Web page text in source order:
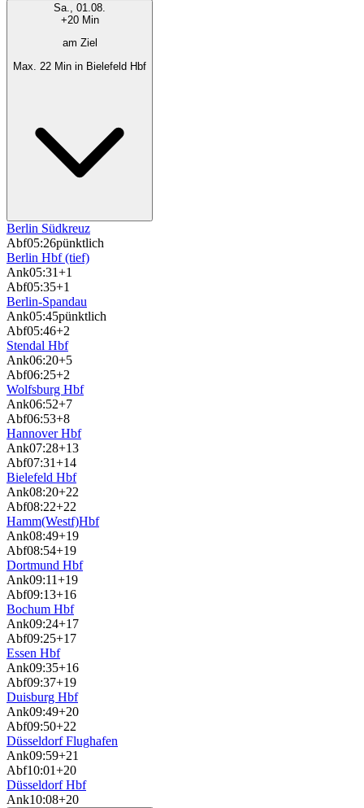
Sa., 01.08.
+20 Min
am Ziel
Max. 22 Min in Bielefeld Hbf
Berlin Südkreuz
Abf05:26pünktlich
Berlin Hbf (tief)
Ank05:31+1
Abf05:35+1
Berlin-Spandau
Ank05:45pünktlich
Abf05:46+2
Stendal Hbf
Ank06:20+5
Abf06:25+2
Wolfsburg Hbf
Ank06:52+7
Abf06:53+8
Hannover Hbf
Ank07:28+13
Abf07:31+14
Bielefeld Hbf
Ank08:20+22
Abf08:22+22
Hamm(Westf)Hbf
Ank08:49+19
Abf08:54+19
Dortmund Hbf
Ank09:11+19
Abf09:13+16
Bochum Hbf
Ank09:24+17
Abf09:25+17
Essen Hbf
Ank09:35+16
Abf09:37+19
Duisburg Hbf
Ank09:49+20
Abf09:50+22
Düsseldorf Flughafen
Ank09:59+21
Abf10:01+20
Düsseldorf Hbf
Ank10:08+20